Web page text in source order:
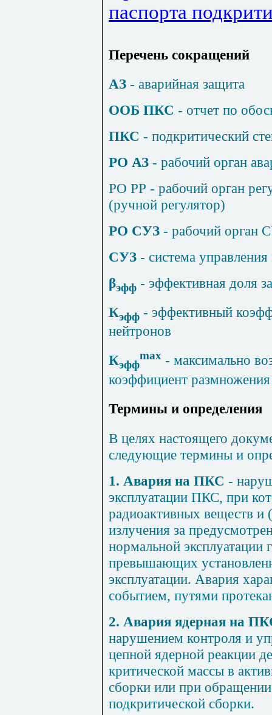
паспорта
Перечень сокращений
AЗ - аварийная защита
ООБ ПКС - отчет по
ПКС - подкритический
РО АЗ - рабочий орган
РО РР - рабочий орган
(ручной регулятор)
РО СУЗ - рабочий орган
СУЗ - система
βэфф - эффективная доля
Кэфф - эффективный
нейтронов
Кэфф
max - максимально
коэффициент
Термины и определения
В целях настоящего
следующие термины и
1. Авария на ПКС -
эксплуатации ПКС, при
радиоактивных веществ
излучения за
нормальной эксплуатации
превышающих
эксплуатации. Авария
событием, путями
2. Авария ядерная на
нарушением контроля и
цепной ядерной реакции
критической массы в
сборки или при
подкритической сборки.